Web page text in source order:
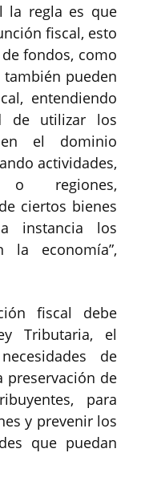
la regla es que
fiscal, esto
fondos, como
pueden
entendiendo
de utilizar los
el dominio
actividades,
o regiones,
ciertos bienes
instancia los
la economía”,
fiscal debe
Tributaria, el
de
preservación de
para
y prevenir los
que puedan